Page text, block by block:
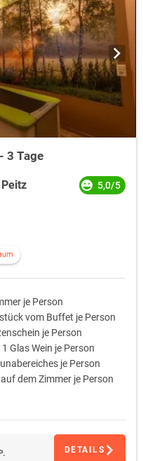
3 Tage
5,0/5
je Person
vom Buffet je Person
je Person
Glas Wein je Person
je Person
dem Zimmer je Person
DETAILS